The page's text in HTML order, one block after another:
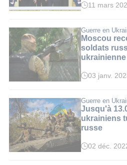
Temps
:
3
min.
11 mars
Guerre en
Moscou
soldats
ukrainienne
Temps
:
2
min.
03 janv.
Guerre en
Jusqu'à
ukrainiens
russe
Temps
02 déc.